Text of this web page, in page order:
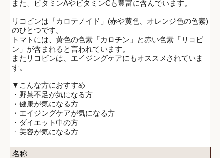
また、ビタミンAやビタミンCも豊富に含んでいます。
リコピンは「カロテノイド」(赤や黄色、オレンジ色の色素)
のひとつです。
トマトには、黄色の色素「カロチン」と赤い色素「リコピ
ン」が含まれると言われています。
またリコピンは、エイジングケアにもオススメされていま
す。
▼こんな方におすすめ
・野菜不足が気になる方
・健康が気になる方
・エイジングケアが気になる方
・ダイエット中の方
・美容が気になる方
名称